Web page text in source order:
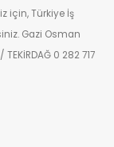
için, Türkiye İş
Gazi Osman
0 282 717